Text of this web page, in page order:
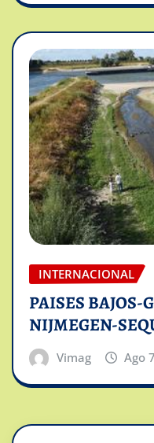
INTERNACIONAL
PAISES BAJOS-
NIJMEGEN-
Vimag Ago